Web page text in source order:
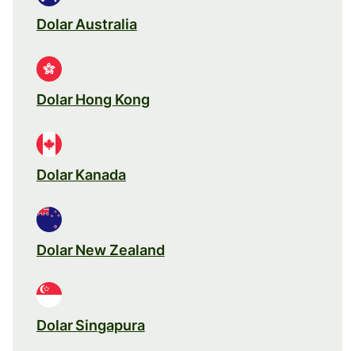
Dolar Australia
Dolar Hong Kong
Dolar Kanada
Dolar New Zealand
Dolar Singapura